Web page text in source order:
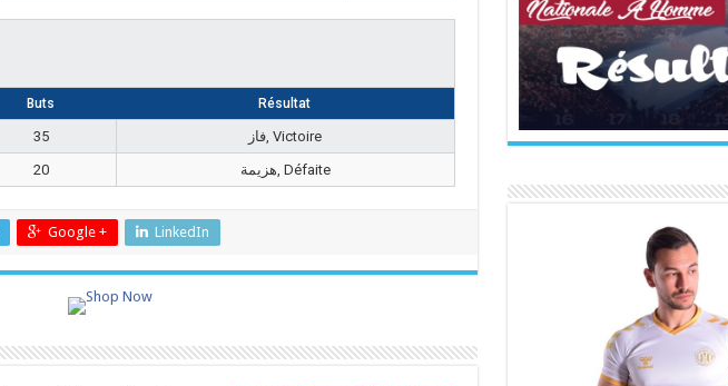
Buts Résultat
35
فاز, Victoire
20 هزيمة, Défaite
Google + LinkedIn